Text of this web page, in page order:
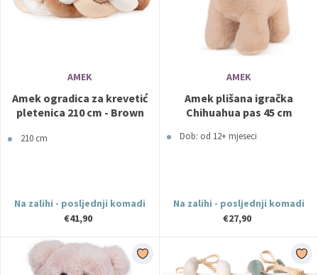
AMEK
Amek ogradica za krevetić
pletenica 210 cm - Brown
210 cm
Na zalihi - posljednji komadi
€41,90
AMEK
Amek plišana igračka
Chihuahua pas 45 cm
Dob: od 12+ mjeseci
Na zalihi - posljednji komadi
€27,90